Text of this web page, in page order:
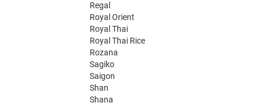
Regal
Royal Orient
Royal Thai
Royal Thai Rice
Rozana
Sagiko
Saigon
Shan
Shana